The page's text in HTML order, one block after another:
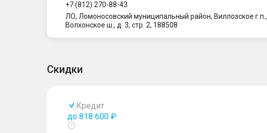
+7 (812) 270-88-43
ЛО, Ломоносовский муниципальный район, Виллозское г.п.,
Волхонское ш., д. 3, стр. 2, 188508
Скидки
Кредит
до 818 600 ₽
Показать